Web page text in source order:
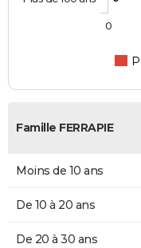
0
Famille FERRAPIE
Moins de 10 ans
De 10 à 20 ans
De 20 à 30 ans